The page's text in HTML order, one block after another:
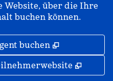
über die Ihre
buchen können.
buchen ,
,